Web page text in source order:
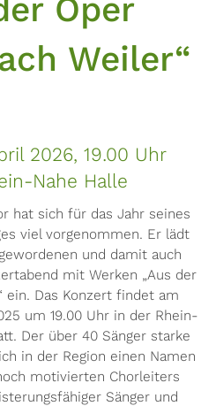
Oper
Weiler“
2026, 19.00 Uhr
Nahe Halle
hat sich für das Jahr seines
viel vorgenommen. Er lädt
und damit auch
mit Werken „Aus der
ein. Das Konzert findet am
um 19.00 Uhr in der Rhein-
Der über 40 Sänger starke
in der Region einen Namen
motivierten Chorleiters
Sänger und